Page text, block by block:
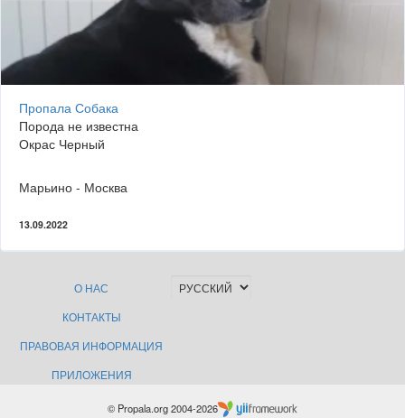
Пропала Собака
Порода не известна
Окрас Черный
Марьино - Москва
13.09.2022
О НАС
КОНТАКТЫ
ПРАВОВАЯ ИНФОРМАЦИЯ
ПРИЛОЖЕНИЯ
© Propala.org 2004-2026